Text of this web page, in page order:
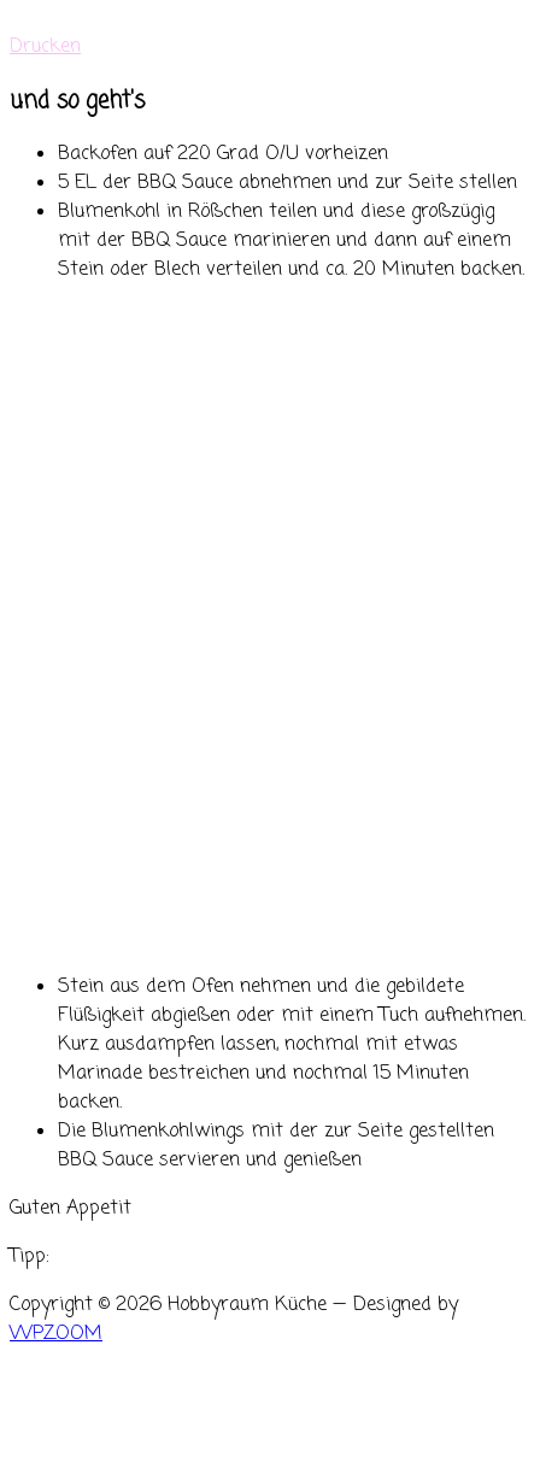
Drucken
und so geht's
Backofen auf 220 Grad O/U vorheizen
5 EL der BBQ Sauce abnehmen und zur Seite stellen
Blumenkohl in Rößchen teilen und diese großzügig
mit der BBQ Sauce marinieren und dann auf einem
Stein oder Blech verteilen und ca. 20 Minuten backen.
Stein aus dem Ofen nehmen und die gebildete
Flüßigkeit abgießen oder mit einem Tuch aufnehmen.
Kurz ausdampfen lassen, nochmal mit etwas
Marinade bestreichen und nochmal 15 Minuten
backen.
Die Blumenkohlwings mit der zur Seite gestellten
BBQ Sauce servieren und genießen
Guten Appetit
Tipp:
Copyright © 2026 Hobbyraum Küche — Designed by
WPZOOM